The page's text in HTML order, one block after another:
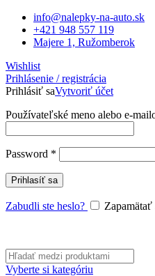
info@nalepky-na-auto.sk
+421 948 557 119
Majere 1, Ružomberok
Wishlist
Prihlásenie / registrácia
Prihlásiť saVytvoriť účet
Používateľské meno alebo e-
Password *
Prihlasíť sa
Zabudli ste heslo? Zapamätať
Vyberte si kategóriu